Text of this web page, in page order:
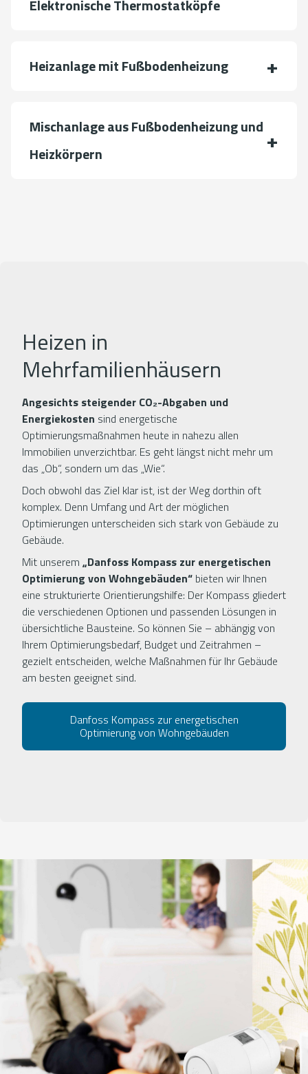
Elektronische Thermostatköpfe
Heizanlage mit Fußbodenheizung
Mischanlage aus Fußbodenheizung und
Heizkörpern
Heizen in
Mehrfamilienhäusern
Angesichts steigender CO₂-Abgaben und
Energiekosten sind energetische
Optimierungsmaßnahmen heute in nahezu allen
Immobilien unverzichtbar. Es geht längst nicht mehr um
das „Ob“, sondern um das „Wie“.
Doch obwohl das Ziel klar ist, ist der Weg dorthin oft
komplex. Denn Umfang und Art der möglichen
Optimierungen unterscheiden sich stark von Gebäude zu
Gebäude.
Mit unserem „Danfoss Kompass zur energetischen
Optimierung von Wohngebäuden“ bieten wir Ihnen
eine strukturierte Orientierungshilfe: Der Kompass gliedert
die verschiedenen Optionen und passenden Lösungen in
übersichtliche Bausteine. So können Sie – abhängig von
Ihrem Optimierungsbedarf, Budget und Zeitrahmen –
gezielt entscheiden, welche Maßnahmen für Ihr Gebäude
am besten geeignet sind.
Danfoss Kompass zur energetischen
Optimierung von Wohngebäuden